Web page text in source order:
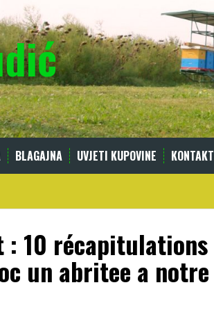
BLAGAJNA UVJETI KUPOVINE KONTAKT
10 récapitulations
un abritee a notre